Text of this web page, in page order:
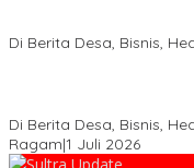
Di Berita Desa, Bisnis,
Di Berita Desa, Bisnis,
Ragam|1 Juli 2026